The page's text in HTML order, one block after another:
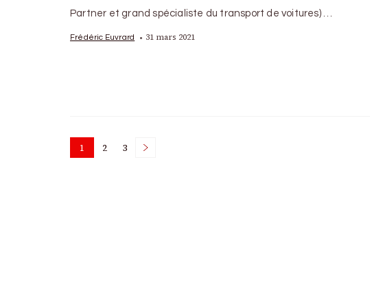
Partner et grand spécialiste du transport de voitures) …
Frédéric Euvrard 31 mars 2021
Posts
Page
1 Page
2 Page
3